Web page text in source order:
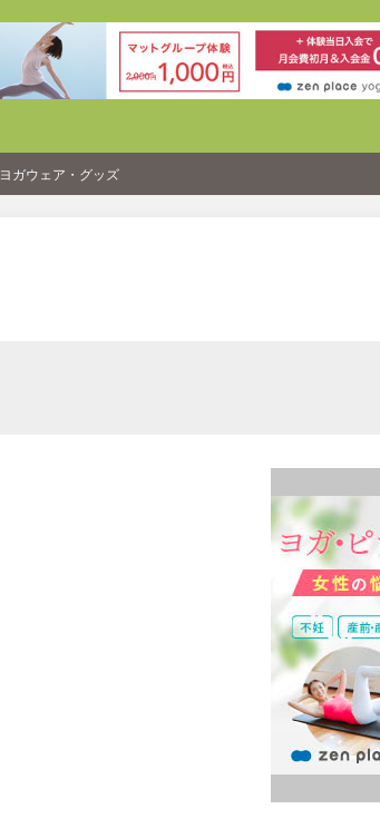
ヨガウェア・グッズ